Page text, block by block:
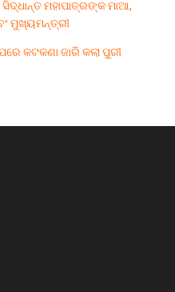
ମହାପାତ୍ରଙ୍କ ମାଆ,
ମୁଖ୍ୟମନ୍ତ୍ରୀ
କଟକଣା ଜାରି କଲା ପୁରୀ